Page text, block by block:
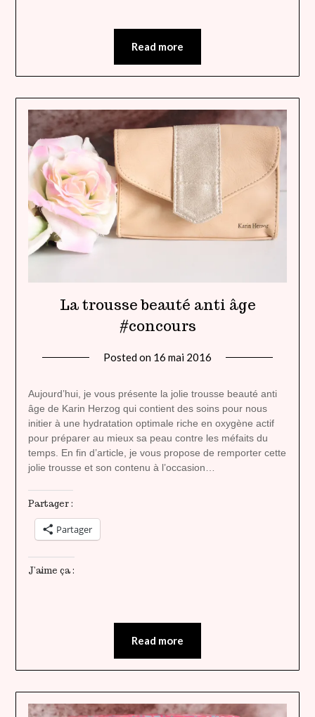
Read more
La trousse beauté anti âge
#concours
Posted on 16 mai 2016
heavenly
Aujourd’hui, je vous présente la jolie trousse beauté anti
âge de Karin Herzog qui contient des soins pour nous
initier à une hydratation optimale riche en oxygène actif
pour préparer au mieux sa peau contre les méfaits du
temps. En fin d’article, je vous propose de remporter cette
jolie trousse et son contenu à l’occasion…
Partager :
Partager
J’aime ça :
Read more